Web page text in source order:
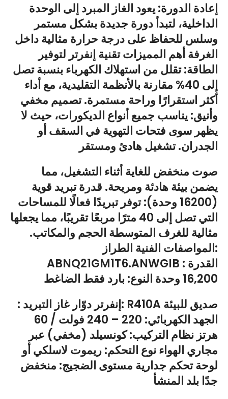
إعادة الدورة: يعود الغاز المبرد إلى الوحدة
الداخلية، لتبدأ دورة جديدة بشكل مستمر
وسلس للحفاظ على درجة حرارة مثالية داخل
الغرفة أهم المميزات تقنية إنفرتر لتوفير
الطاقة: تقلل من استهلاك الكهرباء بنسبة تصل
إلى 40% مقارنة بالأنظمة التقليدية، مع أداء
أكثر استقرارًا وراحة مستمرة. تصميم مخفي
وأنيق: يناسب جميع أنواع الديكورات، حيث لا
يظهر سوى فتحات التهوية في السقف أو
الجدران. تشغيل هادئ ومستقر
يضمن بيئة هادئة ومريحة. قدرة تبريد قوية
(16200 وحدة): توفر تبريدًا فعالًا للمساحات
التي تصل إلى 40 مترًا مربعًا تقريبًا، مما يجعلها
مثالية للغرف المتوسطة الحجم والمكاتب.
المواصفات الفنية الطراز:
ABNQ21GM1T6.ANWGIB القدرة :
16,200 وحدة النوع: بارد فقط الضاغط
: إنفرتر دوّار غاز التبريد: R410A صديق للبيئة
الجهد الكهربائي: 220 – 240 فولت / 60
هرتز نظام التركيب: كونسيلد (مخفي) عبر
مجاري الهواء نوع التحكم: ريموت لاسلكي أو
لوحة تحكم جدارية مستوى الضجيج: منخفض
جدًا بلد المنشأ